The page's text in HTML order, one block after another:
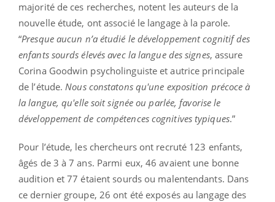
majorité de ces recherches, notent les auteurs de la
nouvelle étude, ont associé le langage à la parole.
“Presque aucun n’a étudié le développement cognitif des
enfants sourds élevés avec la langue des signes, assure
Corina Goodwin psycholinguiste et autrice principale
de l’étude.Nous constatons qu'une exposition précoce à
la langue, qu'elle soit signée ou parlée, favorise le
développement de compétences cognitives typiques.”
Pour l’étude, les chercheurs ont recruté 123 enfants,
âgés de 3 à 7 ans. Parmi eux, 46 avaient une bonne
audition et 77 étaient sourds ou malentendants. Dans
ce dernier groupe, 26 ont été exposés au langage des